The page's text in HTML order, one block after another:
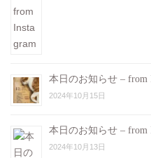
本日のお知らせ – from
2024年10月15日
本日のお知らせ – from
2024年10月13日